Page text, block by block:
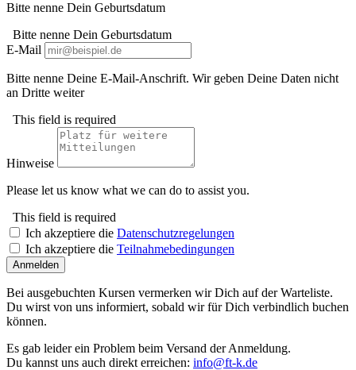
Bitte nenne Dein Geburtsdatum
Bitte nenne Dein Geburtsdatum
E-Mail
Bitte nenne Deine E-Mail-Anschrift. Wir geben Deine Daten nicht
an Dritte weiter
This field is required
Hinweise
Please let us know what we can do to assist you.
This field is required
Ich akzeptiere die Datenschutzregelungen
Ich akzeptiere die Teilnahmebedingungen
Anmelden
Bei ausgebuchten Kursen vermerken wir Dich auf der Warteliste.
Du wirst von uns informiert, sobald wir für Dich verbindlich buchen
können.
Es gab leider ein Problem beim Versand der Anmeldung.
Du kannst uns auch direkt erreichen: info@ft-k.de